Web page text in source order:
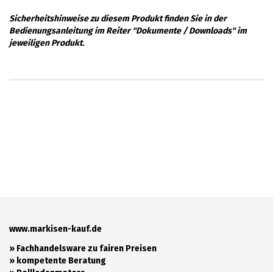
Sicherheitshinweise zu diesem Produkt finden Sie in der
Bedienungsanleitung im Reiter "Dokumente / Downloads" im
jeweiligen Produkt.
www.markisen-kauf.de
» Fachhandelsware zu fairen Preisen
» kompetente Beratung